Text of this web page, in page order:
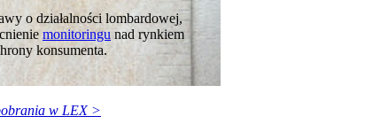
o działalności lombardowej,
monitoringu nad rynkiem
konsumenta.
w LEX >